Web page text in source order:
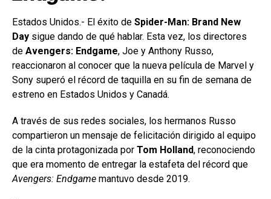
Estados Unidos.- El éxito de Spider-Man: Brand New
Day sigue dando de qué hablar. Esta vez, los directores
de Avengers: Endgame, Joe y Anthony Russo,
reaccionaron al conocer que la nueva película de Marvel y
Sony superó el récord de taquilla en su fin de semana de
estreno en Estados Unidos y Canadá.
A través de sus redes sociales, los hermanos Russo
compartieron un mensaje de felicitación dirigido al equipo
de la cinta protagonizada por Tom Holland, reconociendo
que era momento de entregar la estafeta del récord que
Avengers: Endgame mantuvo desde 2019.